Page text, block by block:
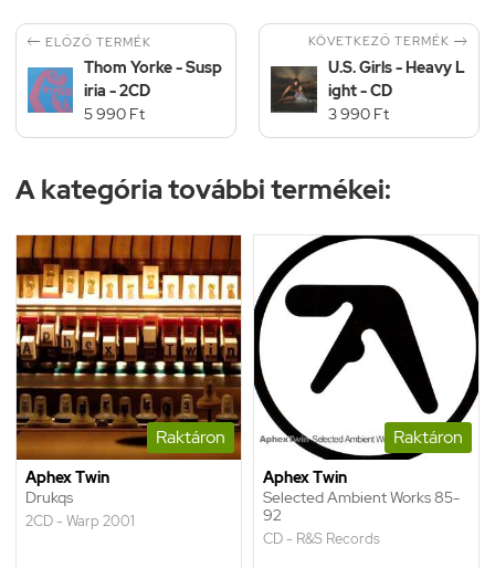
 ELŐZŐ TERMÉK
Thom Yorke - Susp
iria - 2CD
5 990 Ft
KÖVETKEZŐ TERMÉK 
U.S. Girls - Heavy L
ight - CD
3 990 Ft
A kategória további termékei:
Raktáron
Aphex Twin
Drukqs
2CD - Warp 2001
Raktáron
Aphex Twin
Selected Ambient Works 85-
92
CD - R&S Records